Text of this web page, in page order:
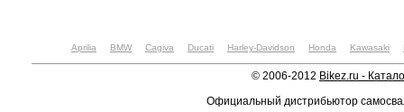
Aprilia BMW Cagiva Ducati Harley-Davidson Honda Kawasaki
© 2006-2012 Bikez.ru -
Официальный дистрибьютор